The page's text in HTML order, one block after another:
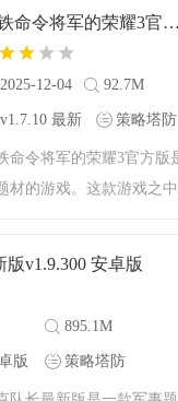
钢铁命令将军的荣耀3官方版v1.7.10 最新版
2025-12-04 92.7M
v1.7.10 最新
策略塔防
命令将军的荣耀3官方版
材的游戏。这款游戏之
始你的战场指挥之旅！
v1.9.300 安卓版
895.1M
版 策略塔防